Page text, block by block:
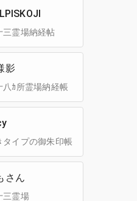
三霊場納経帖
影
八ｶ所霊場納経帳
タイプの御朱印帳
さん
三霊場